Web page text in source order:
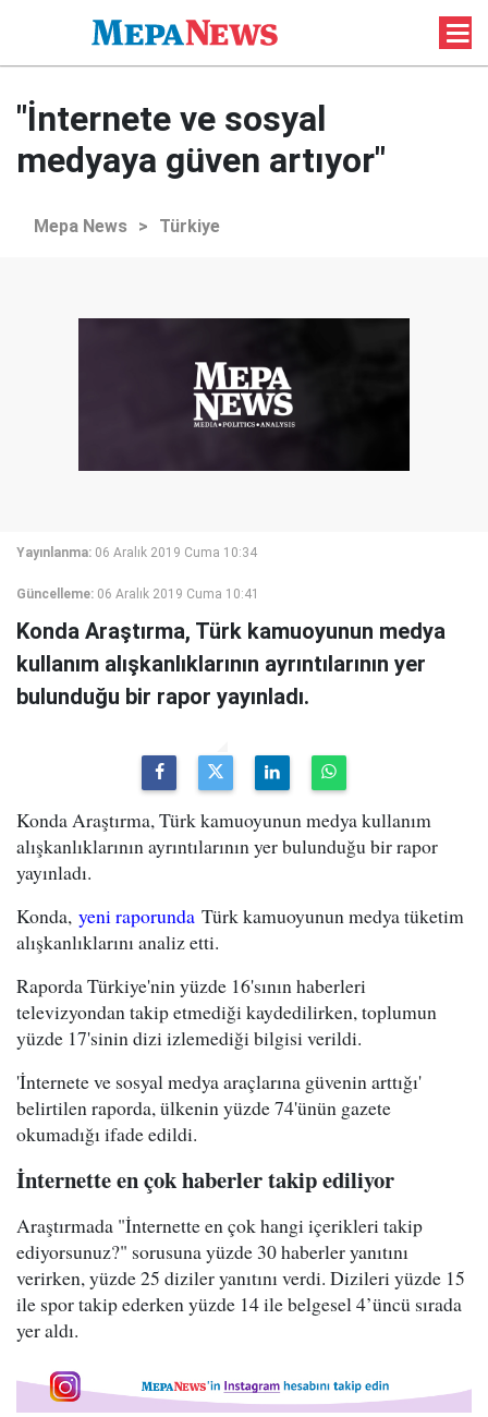
"İnternete ve sosyal
medyaya güven artıyor"
Mepa News > Türkiye
Yayınlanma: 06 Aralık 2019 Cuma 10:34
Güncelleme: 06 Aralık 2019 Cuma 10:41
Konda Araştırma, Türk kamuoyunun medya
kullanım alışkanlıklarının ayrıntılarının yer
bulunduğu bir rapor yayınladı.
Konda Araştırma, Türk kamuoyunun medya kullanım
alışkanlıklarının ayrıntılarının yer bulunduğu bir rapor
yayınladı.
Konda, yeni raporunda Türk kamuoyunun medya tüketim
alışkanlıklarını analiz etti.
Raporda Türkiye'nin yüzde 16'sının haberleri
televizyondan takip etmediği kaydedilirken, toplumun
yüzde 17'sinin dizi izlemediği bilgisi verildi.
'İnternete ve sosyal medya araçlarına güvenin arttığı'
belirtilen raporda, ülkenin yüzde 74'ünün gazete
okumadığı ifade edildi.
İnternette en çok haberler takip ediliyor
Araştırmada "İnternette en çok hangi içerikleri takip
ediyorsunuz?" sorusuna yüzde 30 haberler yanıtını
verirken, yüzde 25 diziler yanıtını verdi. Dizileri yüzde 15
ile spor takip ederken yüzde 14 ile belgesel 4’üncü sırada
yer aldı.